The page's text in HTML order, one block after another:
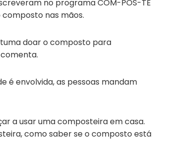
no programa COM-POS-TE
nas mãos.
doar o composto para
é envolvida, as pessoas mandam
a usar uma composteira em casa.
como saber se o composto está